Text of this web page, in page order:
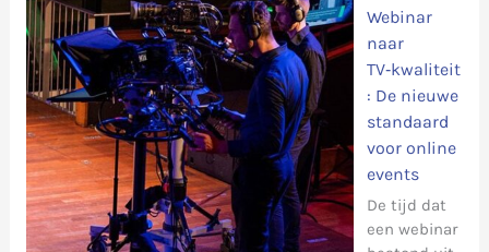
Webinar
naar
TV‑kwaliteit
: De nieuwe
standaard
voor online
events
De tijd dat
een webinar